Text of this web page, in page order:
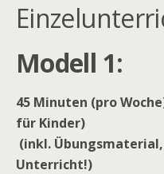
Modell 1:
45 Minuten (pro
für Kinder)
(inkl.
Unterricht!)